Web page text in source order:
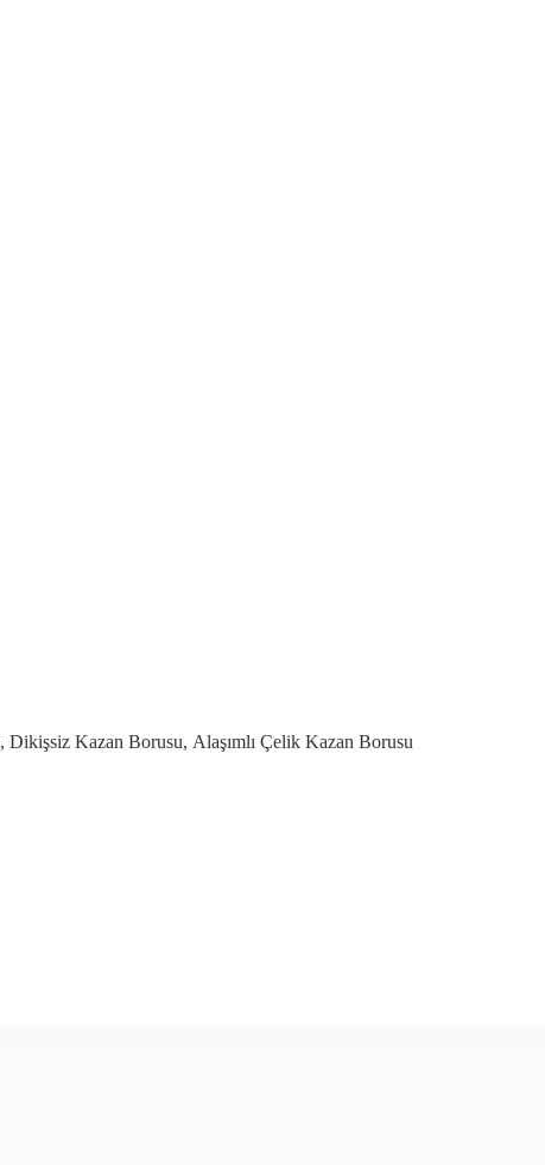
, Dikişsiz Kazan Borusu, Alaşımlı Çelik Kazan Borusu